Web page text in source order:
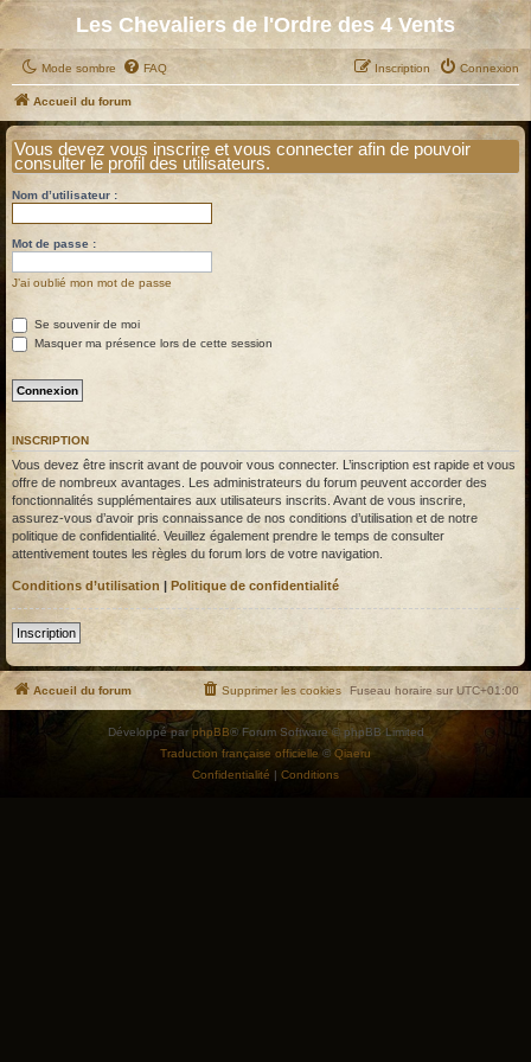
Les Chevaliers de l'Ordre des 4 Vents
Mode sombre FAQ Connexion
Inscription
Accueil du forum
Vous devez vous inscrire et vous connecter afin de pouvoir
consulter le profil des utilisateurs.
Nom d’utilisateur :
Mot de passe :
J’ai oublié mon mot de passe
Se souvenir de moi
Masquer ma présence lors de cette session
INSCRIPTION
Vous devez être inscrit avant de pouvoir vous connecter. L’inscription est rapide et vous
offre de nombreux avantages. Les administrateurs du forum peuvent accorder des
fonctionnalités supplémentaires aux utilisateurs inscrits. Avant de vous inscrire,
assurez-vous d’avoir pris connaissance de nos conditions d’utilisation et de notre
politique de confidentialité. Veuillez également prendre le temps de consulter
attentivement toutes les règles du forum lors de votre navigation.
Conditions d’utilisation | Politique de confidentialité
Inscription
Accueil du forum Fuseau horaire surUTC+01:00
Supprimer les cookies
Développé par phpBB® Forum Software © phpBB Limited
Traduction française officielle © Qiaeru
Confidentialité | Conditions